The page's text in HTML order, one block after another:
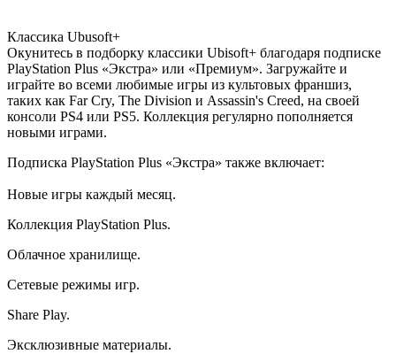
Классика Ubusoft+
Окунитесь в подборку классики Ubisoft+ благодаря подписке
PlayStation Plus «Экстра» или «Премиум». Загружайте и
играйте во всеми любимые игры из культовых франшиз,
таких как Far Cry, The Division и Assassin's Creed, на своей
консоли PS4 или PS5. Коллекция регулярно пополняется
новыми играми.
Подписка PlayStation Plus «Экстра» также включает:
Новые игры каждый месяц.
Коллекция PlayStation Plus.
Облачное хранилище.
Сетевые режимы игр.
Share Play.
Эксклюзивные материалы.